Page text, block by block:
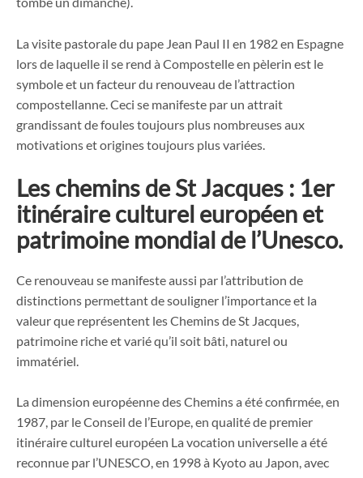
La visite pastorale du pape Jean Paul II en 1982 en Espagne
lors de laquelle il se rend à Compostelle en pèlerin est le
symbole et un facteur du renouveau de l’attraction
compostellanne. Ceci se manifeste par un attrait
grandissant de foules toujours plus nombreuses aux
motivations et origines toujours plus variées.
Les chemins de St Jacques : 1er
itinéraire culturel européen et
patrimoine mondial de l’Unesco.
Ce renouveau se manifeste aussi par l’attribution de
distinctions permettant de souligner l’importance et la
valeur que représentent les Chemins de St Jacques,
patrimoine riche et varié qu’il soit bâti, naturel ou
immatériel.
La dimension européenne des Chemins a été confirmée, en
1987, par le Conseil de l’Europe, en qualité de premier
itinéraire culturel européen La vocation universelle a été
reconnue par l’UNESCO, en 1998 à Kyoto au Japon, avec